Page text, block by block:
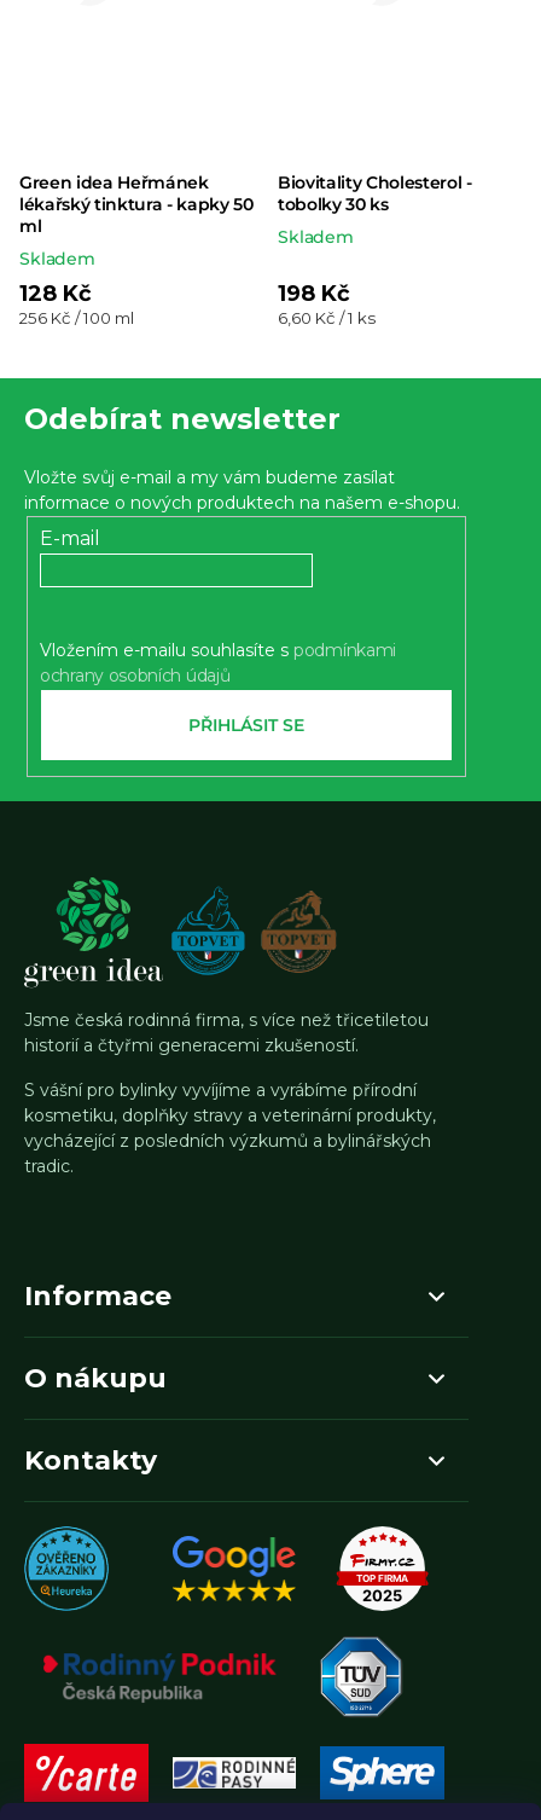
Green idea Heřmánek
lékařský tinktura - kapky 50
ml
Skladem
128 Kč
Měrná
256 Kč / 100 ml
Biovitality Cholesterol -
tobolky 30 ks
Skladem
198 Kč
Měrná
6,60 Kč / 1 ks
Odebírat newsletter
Vložte svůj e-mail a my vám budeme zasílat
informace o nových produktech na našem e-shopu.
E-mail
Vložením e-mailu souhlasíte s podmínkami
ochrany osobních údajů
PŘIHLÁSIT SE
Jsme česká rodinná firma, s více než třicetiletou
historií a čtyřmi generacemi zkušeností.
S vášní pro bylinky vyvíjíme a vyrábíme přírodní
kosmetiku, doplňky stravy a veterinární produkty,
vycházející z posledních výzkumů a bylinářských
tradic.
Informace
O nákupu
Kontakty